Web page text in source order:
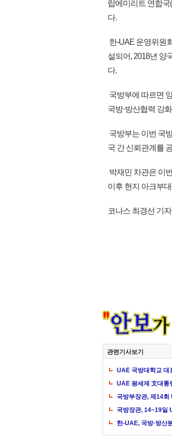
랍에미리트 연합
다.
한-UAE 운영위원
설되어, 2018년 양
다.
국방부에 따르면
국방·방산협력 강
국방부는 이번 국
국 간 신뢰관계를
박재민 차관은 이
이후 현지 아크부
코나스 최경선 기자
관련기사보기
UAE 국방대학교 대
UAE 왕세제 文대통
국방부장관, 제14회
국방장관, 14~19일
한-UAE, 국방·방산